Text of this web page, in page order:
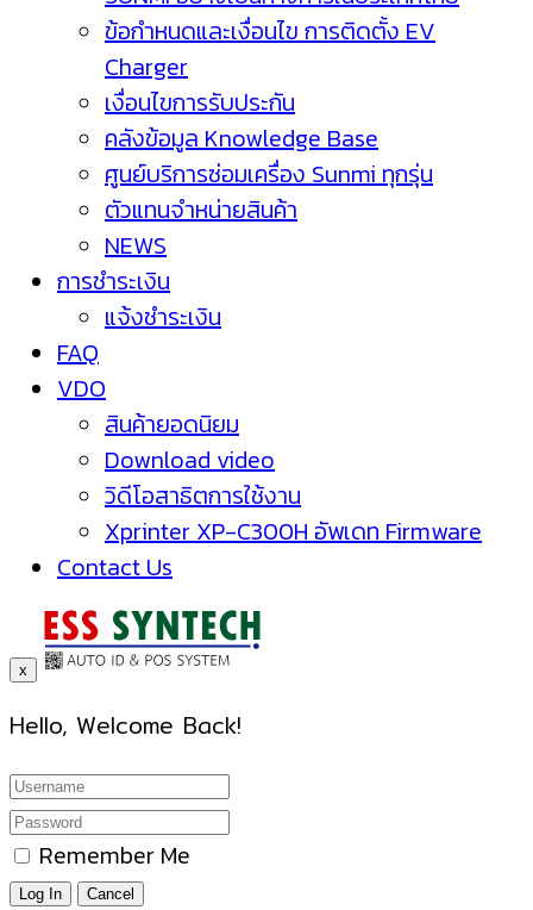
ข้อกำหนดและเงื่อนไข การติดตั้ง EV
Charger
เงื่อนไขการรับประกัน
คลังข้อมูล Knowledge Base
ศูนย์บริการซ่อมเครื่อง Sunmi ทุกรุ่น
ตัวแทนจำหน่ายสินค้า
NEWS
การชำระเงิน
แจ้งชำระเงิน
FAQ
VDO
สินค้ายอดนิยม
Download video
วิดีโอสาธิตการใช้งาน
Xprinter XP-C300H อัพเดท Firmware
Contact Us
x
Hello, Welcome Back!
Remember Me